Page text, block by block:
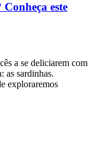
este
a se deliciarem com
as sardinhas.
exploraremos